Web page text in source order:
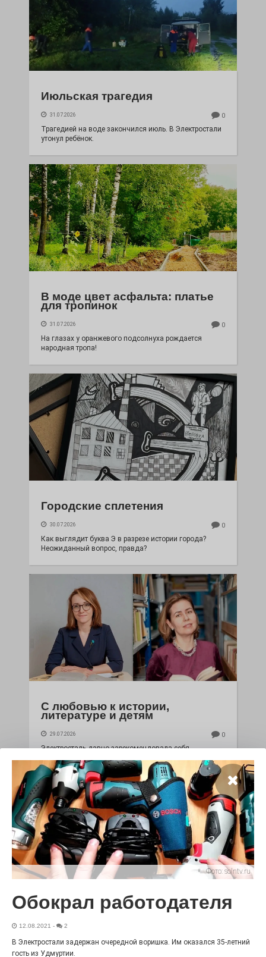
Июльская трагедия
31.07.2026 0
Трагедией на воде закончился июль. В Электростали
утонул ребёнок.
В моде цвет асфальта: платье
для тропинок
31.07.2026 0
На глазах у оранжевого подсолнуха рождается
народная тропа!
Городские сплетения
30.07.2026 0
Как выглядит буква Э в разрезе истории города?
Неожиданный вопрос, правда?
С любовью к истории,
литературе и детям
29.07.2026 0
Электросталь давно зарекомендовала себя
подтвердили наши педагоги.
Чувство Родины — одно на
28.07.2026
Фото: solntv.ru
Обокрал работодателя
12.08.2021 - 2
В Электростали задержан очередной воришка. Им оказался 35-летний
гость из Удмуртии.